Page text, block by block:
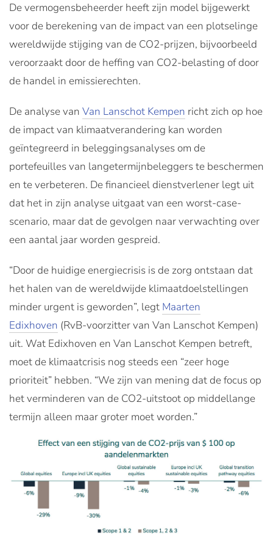
De vermogensbeheerder heeft zijn model bijgewerkt
voor de berekening van de impact van een plotselinge
wereldwijde stijging van de CO2-prijzen, bijvoorbeeld
veroorzaakt door de heffing van CO2-belasting of door
de handel in emissierechten.
De analyse van Van Lanschot Kempen richt zich op hoe
de impact van klimaatverandering kan worden
geïntegreerd in beleggingsanalyses om de
portefeuilles van langetermijnbeleggers te beschermen
en te verbeteren. De financieel dienstverlener legt uit
dat het in zijn analyse uitgaat van een worst-case-
scenario, maar dat de gevolgen naar verwachting over
een aantal jaar worden gespreid.
“Door de huidige energiecrisis is de zorg ontstaan dat
het halen van de wereldwijde klimaatdoelstellingen
minder urgent is geworden”, legt Maarten
Edixhoven (RvB-voorzitter van Van Lanschot Kempen)
uit. Wat Edixhoven en Van Lanschot Kempen betreft,
moet de klimaatcrisis nog steeds een “zeer hoge
prioriteit” hebben. “We zijn van mening dat de focus op
het verminderen van de CO2-uitstoot op middellange
termijn alleen maar groter moet worden.”